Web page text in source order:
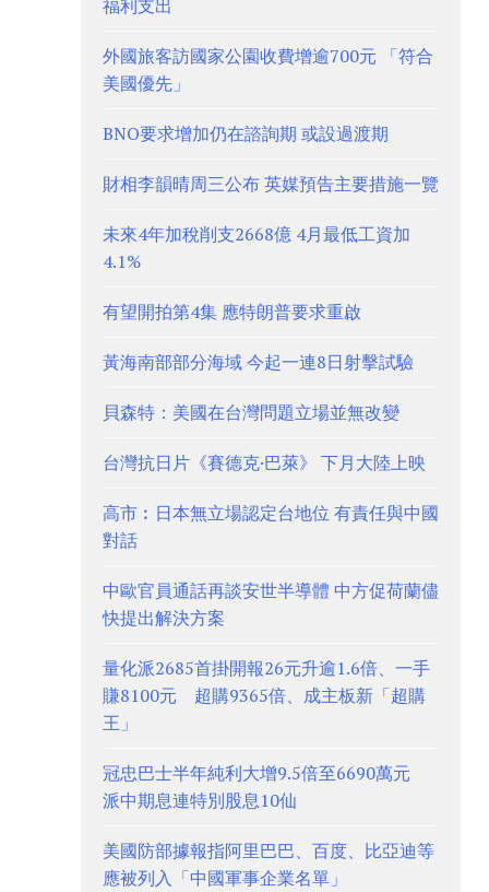
福利支出
外國旅客訪國家公園收費增逾700元 「符合
美國優先」
BNO要求增加仍在諮詢期 或設過渡期
財相李韻晴周三公布 英媒預告主要措施一覽
未來4年加稅削支2668億 4月最低工資加
4.1%
有望開拍第4集 應特朗普要求重啟
黃海南部部分海域 今起一連8日射擊試驗
貝森特：美國在台灣問題立場並無改變
台灣抗日片《賽德克·巴萊》 下月大陸上映
高市︰日本無立場認定台地位 有責任與中國
對話
中歐官員通話再談安世半導體 中方促荷蘭儘
快提出解決方案
量化派2685首掛開報26元升逾1.6倍、一手
賺8100元 超購9365倍、成主板新「超購
王」
冠忠巴士半年純利大增9.5倍至6690萬元
派中期息連特別股息10仙
美國防部據報指阿里巴巴、百度、比亞迪等
應被列入「中國軍事企業名單」